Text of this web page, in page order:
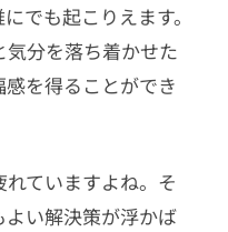
でも起こりえます。
分を落ち着かせた
を得ることができ
ていますよね。そ
い解決策が浮かば